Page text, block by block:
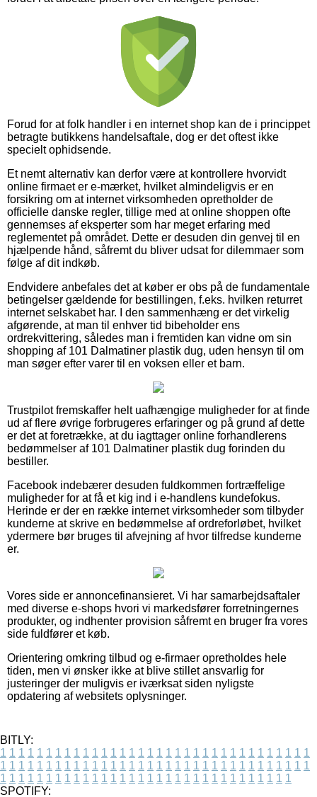
Forud for at folk handler i en internet shop kan de i princippet
betragte butikkens handelsaftale, dog er det oftest ikke
specielt ophidsende.
Et nemt alternativ kan derfor være at kontrollere hvorvidt
online firmaet er e-mærket, hvilket almindeligvis er en
forsikring om at internet virksomheden opretholder de
officielle danske regler, tillige med at online shoppen ofte
gennemses af eksperter som har meget erfaring med
reglementet på området. Dette er desuden din genvej til en
hjælpende hånd, såfremt du bliver udsat for dilemmaer som
følge af dit indkøb.
Endvidere anbefales det at køber er obs på de fundamentale
betingelser gældende for bestillingen, f.eks. hvilken returret
internet selskabet har. I den sammenhæng er det virkelig
afgørende, at man til enhver tid bibeholder ens
ordrekvittering, således man i fremtiden kan vidne om sin
shopping af 101 Dalmatiner plastik dug, uden hensyn til om
man søger efter varer til en voksen eller et barn.
Trustpilot fremskaffer helt uafhængige muligheder for at finde
ud af flere øvrige forbrugeres erfaringer og på grund af dette
er det at foretrække, at du iagttager online forhandlerens
bedømmelser af 101 Dalmatiner plastik dug forinden du
bestiller.
Facebook indebærer desuden fuldkommen fortræffelige
muligheder for at få et kig ind i e-handlens kundefokus.
Herinde er der en række internet virksomheder som tilbyder
kunderne at skrive en bedømmelse af ordreforløbet, hvilket
ydermere bør bruges til afvejning af hvor tilfredse kunderne
er.
Vores side er annoncefinansieret. Vi har samarbejdsaftaler
med diverse e-shops hvori vi markedsfører forretningernes
produkter, og indhenter provision såfremt en bruger fra vores
side fuldfører et køb.
Orientering omkring tilbud og e-firmaer opretholdes hele
tiden, men vi ønsker ikke at blive stillet ansvarlig for
justeringer der muligvis er iværksat siden nyligste
opdatering af websitets oplysninger.
BITLY:
1 1 1 1 1 1 1 1 1 1 1 1 1 1 1 1 1 1 1 1 1 1 1 1 1 1 1 1 1 1 1 1 1 1
1 1 1 1 1 1 1 1 1 1 1 1 1 1 1 1 1 1 1 1 1 1 1 1 1 1 1 1 1 1 1 1 1 1
1 1 1 1 1 1 1 1 1 1 1 1 1 1 1 1 1 1 1 1 1 1 1 1 1 1 1 1 1 1 1 1
SPOTIFY: